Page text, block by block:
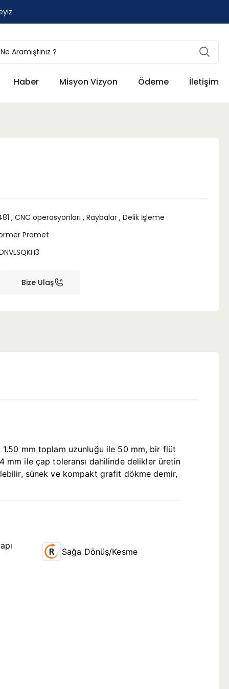
Haber Misyon Vizyon Ödeme İletişim
, CNC operasyonları , Raybalar , Delik İşleme
Pramet
Bize Ulaş
mm toplam uzunluğu ile 50 mm, bir flüt
ile çap toleransı dahilinde delikler üretin
sünek ve kompakt grafit dökme demir,
Sağa Dönüş/Kesme